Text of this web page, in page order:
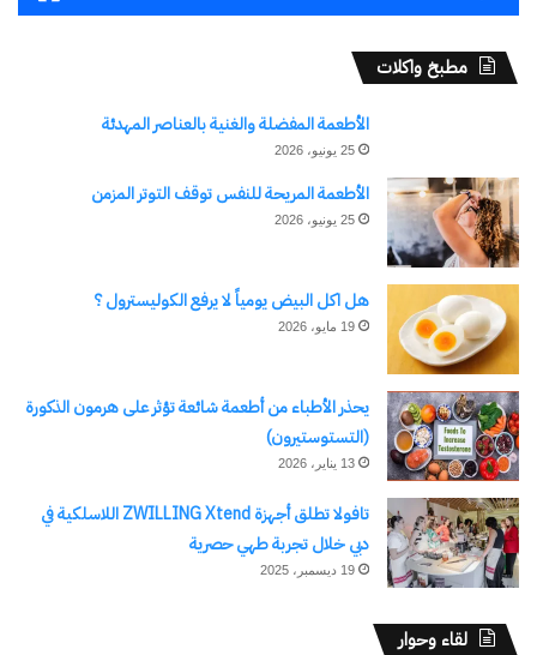
اومو بعد افتتاح النهضة
في "تقارير"
ومروي بالسودان.. وما تأثير
سويلم يشارك فى جلسة
“الإدارة الاستراتيجية للموارد
المائية لزيادة مرونة المنظومة
المائية”
15 أكتوبر، 2024
في "مال وأعمال"
اكتشاف المزيد من
اشترك للحصول على أحدث التدوينات المرسلة إلى بريدك
الإلكتروني.
مطبخ واكلات
الأطعمة المفضلة والغنية بالعناصر المهدئة
25 يونيو، 2026
الأطعمة المريحة للنفس توقف التوتر المزمن
25 يونيو، 2026
هل اكل البيض يومياً لا يرفع الكوليسترول ؟
19 مايو، 2026
يحذر الأطباء من أطعمة شائعة تؤثر على هرمون الذكورة
(التستوستيرون)
13 يناير، 2026
تافولا تطلق أجهزة ZWILLING Xtend اللاسلكية في
دبي خلال تجربة طهي حصرية
19 ديسمبر، 2025
لقاء وحوار